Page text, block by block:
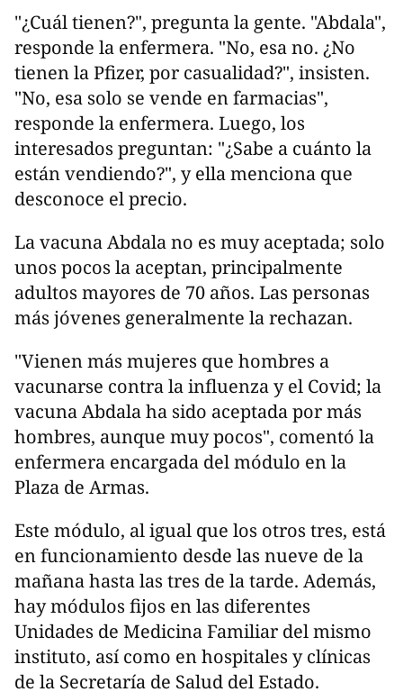
"¿Cuál tienen?", pregunta la gente. "Abdala",
responde la enfermera. "No, esa no. ¿No
tienen la Pfizer, por casualidad?", insisten.
"No, esa solo se vende en farmacias",
responde la enfermera. Luego, los
interesados preguntan: "¿Sabe a cuánto la
están vendiendo?", y ella menciona que
desconoce el precio.
La vacuna Abdala no es muy aceptada; solo
unos pocos la aceptan, principalmente
adultos mayores de 70 años. Las personas
más jóvenes generalmente la rechazan.
"Vienen más mujeres que hombres a
vacunarse contra la influenza y el Covid; la
vacuna Abdala ha sido aceptada por más
hombres, aunque muy pocos", comentó la
enfermera encargada del módulo en la
Plaza de Armas.
Este módulo, al igual que los otros tres, está
en funcionamiento desde las nueve de la
mañana hasta las tres de la tarde. Además,
hay módulos fijos en las diferentes
Unidades de Medicina Familiar del mismo
instituto, así como en hospitales y clínicas
de la Secretaría de Salud del Estado.